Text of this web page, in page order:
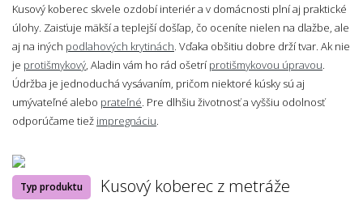
Kusový koberec skvele ozdobí interiér a v domácnosti plní aj praktické
úlohy. Zaisťuje mäkší a teplejší došľap, čo oceníte nielen na dlažbe, ale
aj na iných podlahových krytinách . Vďaka obšitiu dobre drží tvar. Ak nie
je protišmykový , Aladin vám ho rád ošetríprotišmykovou úpravou
Údržba je jednoduchá vysávaním, pričom niektoré kúsky sú aj
umývateľné alebo prateľné . Pre dlhšiu životnosť a vyššiu odolnosť
odporúčame tiež impregnáciu
Typ produktu Kusový koberec z metráže